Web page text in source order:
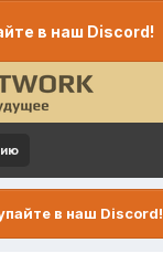
в наш Discord!
в наш Discord!